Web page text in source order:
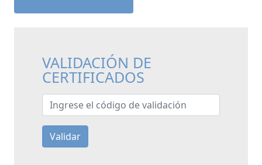
VALIDACIÓN DE
CERTIFICADOS
Ingrese el código de validación
Validar